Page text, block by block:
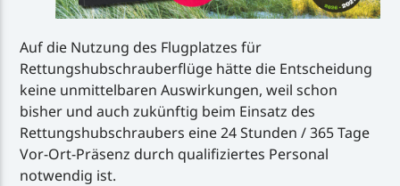
Auf die Nutzung des Flugplatzes für
Rettungshubschrauberflüge hätte die Entscheidung
keine unmittelbaren Auswirkungen, weil schon
bisher und auch zukünftig beim Einsatz des
Rettungshubschraubers eine 24 Stunden / 365 Tage
Vor-Ort-Präsenz durch qualifiziertes Personal
notwendig ist.